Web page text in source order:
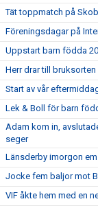
Tät toppmatch på
Föreningsdagar på
Uppstart barn födda
Herr drar till bruksorten
Start av vår
Lek & Boll för barn
Adam kom in,
seger
Länsderby imorgon em
Jocke fem baljor mot
VIF åkte hem med en